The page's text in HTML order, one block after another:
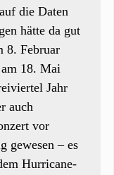
die Daten
hätte da gut
8. Februar
18. Mai
Jahr
auch
vor
gewesen – es
Hurricane-